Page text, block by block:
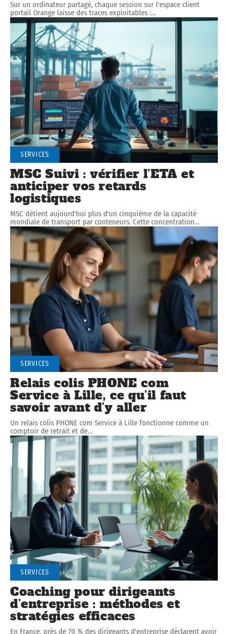
Sur un ordinateur partagé, chaque session sur l'espace client
portail Orange laisse des traces exploitables :…
SERVICES
MSC Suivi : vérifier l’ETA et
anticiper vos retards
logistiques
MSC détient aujourd'hui plus d'un cinquième de la capacité
mondiale de transport par conteneurs. Cette concentration…
SERVICES
Relais colis PHONE com
Service à Lille, ce qu’il faut
savoir avant d’y aller
Un relais colis PHONE com Service à Lille fonctionne comme un
comptoir de retrait et de…
SERVICES
Coaching pour dirigeants
d’entreprise : méthodes et
stratégies efficaces
En France, près de 70 % des dirigeants d'entreprise déclarent avoir